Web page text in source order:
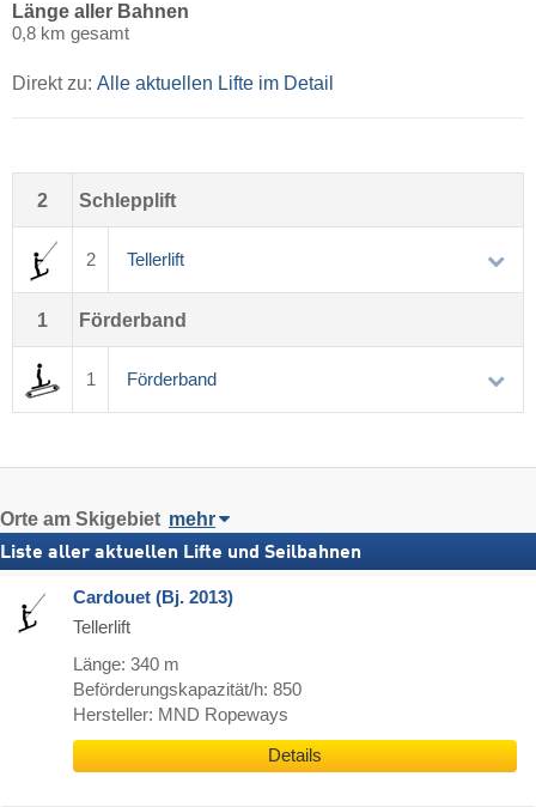
Länge aller Bahnen
0,8 km gesamt
Direkt zu: Alle aktuellen Lifte im Detail
2 Schlepplift
2 Tellerlift
1 Förderband
1 Förderband
Orte am Skigebiet mehr
Liste aller aktuellen Lifte und Seilbahnen
Cardouet (Bj. 2013)
Tellerlift
Länge: 340 m
Beförderungskapazität/h: 850
Hersteller: MND Ropeways
Details